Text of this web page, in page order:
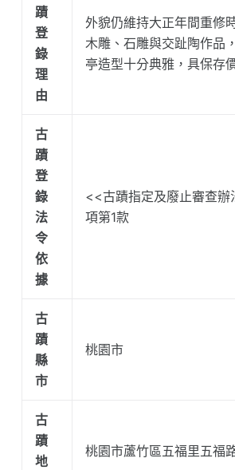
蹟
登
錄
理
由
外貌仍維持大正年間重修
木雕、石雕與交趾陶作品
亭造型十分典雅，具保存
古
蹟
登
錄
法
令
依
據
<<古蹟指定及廢止審查辦
項第1款
古
蹟
縣
市
桃園市
古
蹟
地
桃園市蘆竹區五福里五福